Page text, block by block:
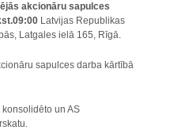
akcionāru sapulces
Latvijas Republikas
Latgales ielā 165, Rīgā.
sapulces darba kārtībā
un AS